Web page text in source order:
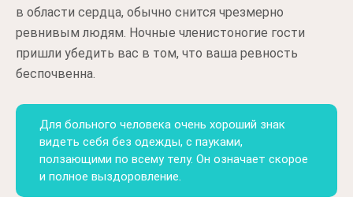
в области сердца, обычно снится чрезмерно
ревнивым людям. Ночные членистоногие гости
пришли убедить вас в том, что ваша ревность
беспочвенна.
Для больного человека очень хороший знак
видеть себя без одежды, с пауками,
ползающими по всему телу. Он означает скорое
и полное выздоровление.